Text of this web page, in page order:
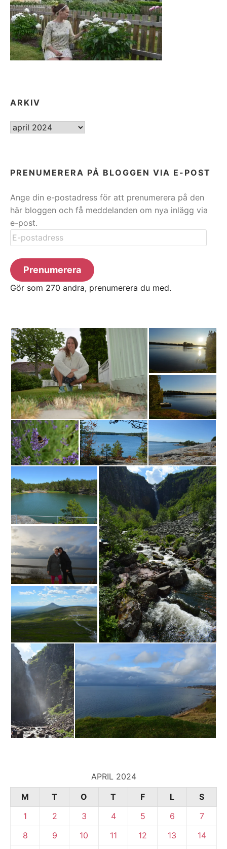
ARKIV
ARKIV
PRENUMERERA PÅ BLOGGEN VIA E-POST
Ange din e-postadress för att prenumerera på den
här bloggen och få meddelanden om nya inlägg via
e-post.
E-
postadress
Prenumerera
Gör som 270 andra, prenumerera du med.
APRIL 2024
M
T O T F L
S
1
2 3 4 5 6
7
8
9 10 11 12 13
14